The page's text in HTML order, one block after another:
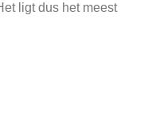
ligt dus het meest